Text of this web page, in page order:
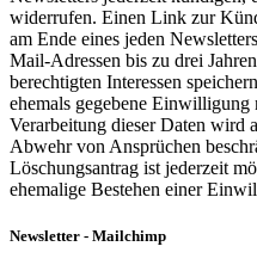
widerrufen. Einen Link zur
am Ende eines jeden
Mail-Adressen bis zu drei
berechtigten Interessen
ehemals gegebene
Verarbeitung dieser Daten wird
Abwehr von Ansprüchen
Löschungsantrag ist jederzeit
ehemalige Bestehen einer
Newsletter - Mailchimp